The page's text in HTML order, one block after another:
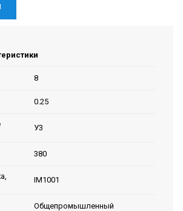
8
0.25
У3
380
IM1001
Общепромышленный